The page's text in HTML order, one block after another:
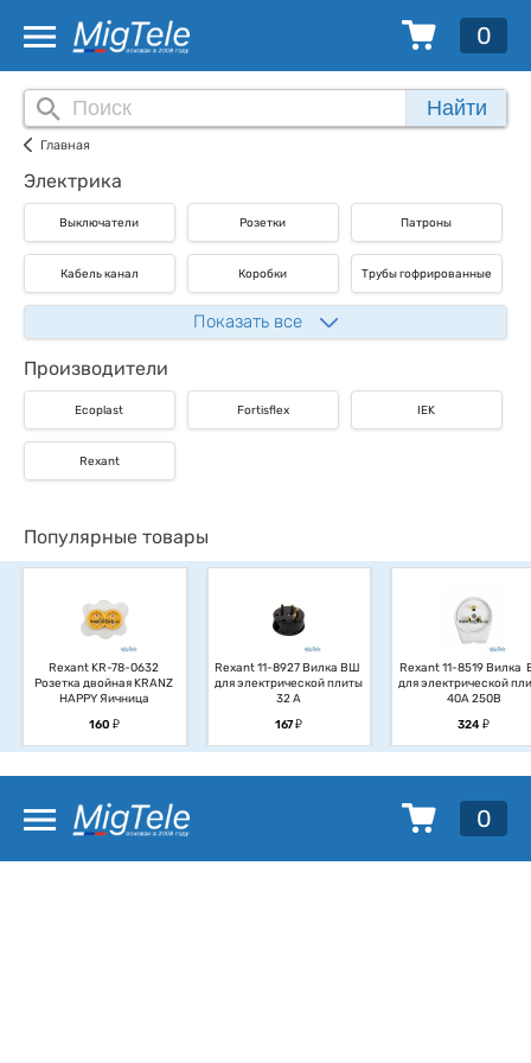
0
Найти
Главная
Электрика
Выключатели Розетки Патроны
Кабель канал Коробки Трубы гофрированные
Показать все
Производители
Ecoplast Fortisflex IEK
Rexant
Популярные товары
Rexant KR-78-0632
Розетка двойная KRANZ
HAPPY Яичница
160у
Rexant 11-8927 Вилка ВШ
для электрической плиты
32 А
167у
Rexant 11-8519 Вилка
для электрической
40А 250В
324у
0